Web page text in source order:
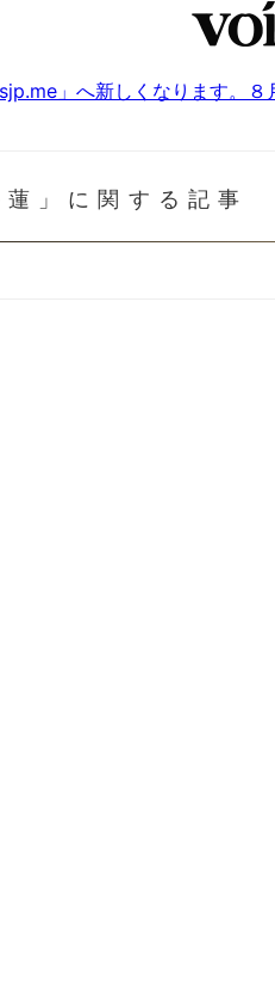
」へ新しくなります。８
蓮」に関する記事